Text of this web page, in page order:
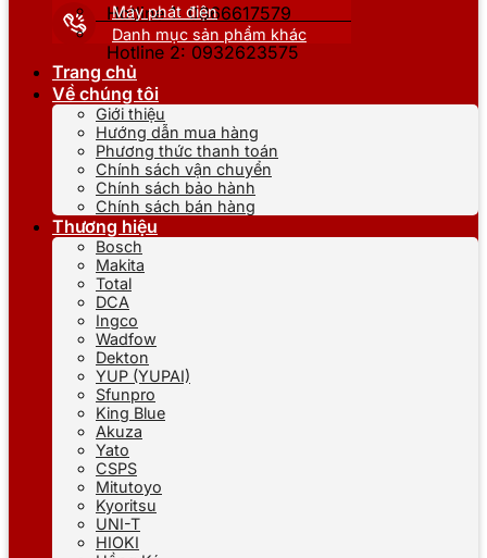
Hotline 1: 0866617579
Hotline 2: 0932623575
Máy phát điện
Danh mục sản phẩm khác
Trang chủ
Về chúng tôi
Giới thiệu
Hướng dẫn mua hàng
Phương thức thanh toán
Chính sách vận chuyển
Chính sách bảo hành
Chính sách bán hàng
Thương hiệu
Bosch
Makita
Total
DCA
Ingco
Wadfow
Dekton
YUP (YUPAI)
Sfunpro
King Blue
Akuza
Yato
CSPS
Mitutoyo
Kyoritsu
UNI-T
HIOKI